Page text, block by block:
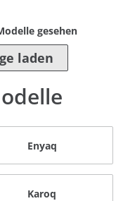
gesehen
laden
Enyaq
Karoq